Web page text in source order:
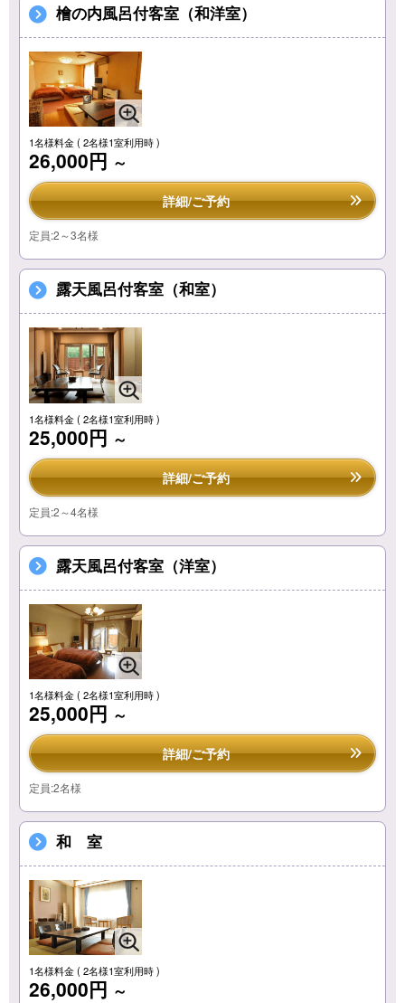
檜の内風呂付客室（和洋室）
1名様料金( 2名様1室利用時 )
26,000円 ～
詳細/ご予約
定員:2～3名様
露天風呂付客室（和室）
1名様料金( 2名様1室利用時 )
25,000円 ～
詳細/ご予約
定員:2～4名様
露天風呂付客室（洋室）
1名様料金( 2名様1室利用時 )
25,000円 ～
詳細/ご予約
定員:2名様
和 室
1名様料金( 2名様1室利用時 )
26,000円 ～